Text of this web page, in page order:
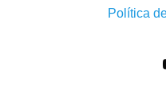
Política